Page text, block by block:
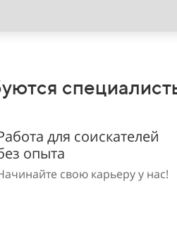
для соискателей
опыта
свою карьеру у нас!